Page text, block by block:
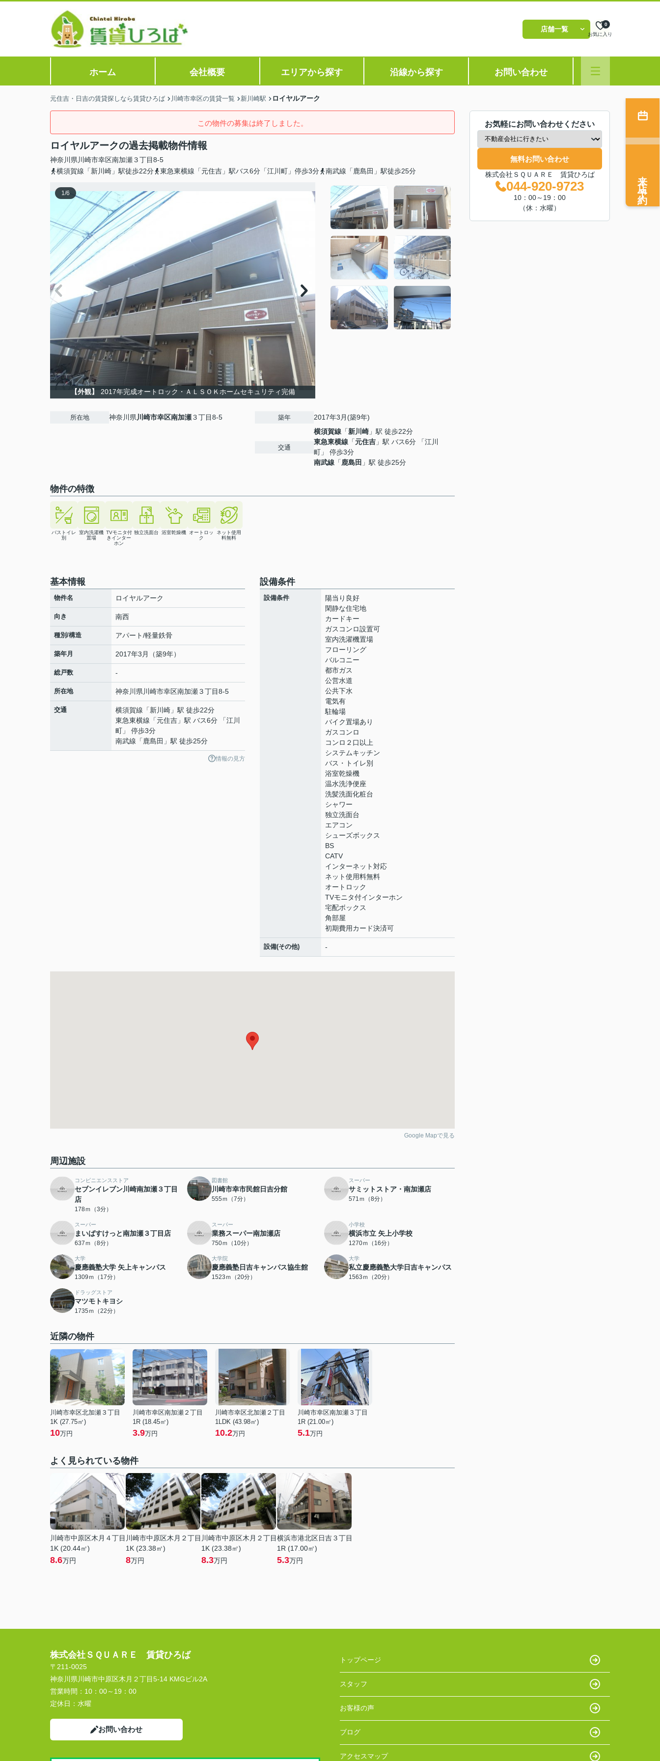
店舗一覧
お気に入り
0
ホーム 会社概要 エリアから探す 沿線から探す お問い合わせ
元住吉・日吉の賃貸探しなら賃貸ひろば 川崎市幸区の賃貸一覧 新川崎駅 ロイヤルアーク
この物件の募集は終了しました。
ロイヤルアークの過去掲載物件情報
神奈川県 川崎市幸区南加瀬３丁目8-5
横須賀線「新川崎」駅徒歩22分
東急東横線「元住吉」駅バス6分「江川町」停歩3分 南武線「鹿島田」駅徒歩25分
1/6
【外観】 2017年完成オートロック・ＡＬＳＯＫホームセキュリティ完備
所在地 神奈川県川崎市幸区南加瀬３丁目8-5 築年 2017年3月(築9年)
交通
横須賀線 「新川崎 」駅 徒歩22分
東急東横線 「元住吉 」駅 バス6分 「江川
町」 停歩3分
南武線 「 鹿島田 」駅 徒歩25分
物件の特徴
バストイレ
別
室内洗濯機
置場
TVモニタ付
きインター
ホン
独立洗面台 浴室乾燥機
オートロッ
ク
ネット使用
料無料
基本情報
物件名 ロイヤルアーク
向き 南西
種別/構造 アパート/軽量鉄骨
築年月 2017年3月（築9年）
総戸数 -
所在地 神奈川県 川崎市幸区南加瀬３丁目8-5
交通 横須賀線 「新川崎 」駅 徒歩22分
東急東横線 「元住吉 」駅 バス6分 「江川
町」 停歩3分
南武線 「 鹿島田 」駅 徒歩25分
情報の見方
設備条件
設備条件
陽当り良好
閑静な住宅地
カードキー
ガスコンロ設置可
室内洗濯機置場
フローリング
バルコニー
都市ガス
公営水道
公共下水
電気有
駐輪場
バイク置場あり
ガスコンロ
コンロ２口以上
システムキッチン
バス・トイレ別
浴室乾燥機
温水洗浄便座
洗髪洗面化粧台
シャワー
独立洗面台
エアコン
シューズボックス
BS
CATV
インターネット対応
ネット使用料無料
オートロック
TVモニタ付インターホン
宅配ボックス
角部屋
初期費用カード決済可
設備(その他) -
Google Mapで見る
周辺施設
コンビニエンスストア
セブンイレブン川崎南加瀬３丁目
店
178ｍ（3分）
図書館
川崎市幸市民館日吉分館
555ｍ（7分）
スーパー
サミットストア・南加瀬店
571ｍ（8分）
スーパー
まいばすけっと南加瀬３丁目店
637ｍ（8分）
スーパー
業務スーパー南加瀬店
750ｍ（10分）
小学校
横浜市立 矢上小学校
1270ｍ（16分）
大学
慶應義塾大学 矢上キャンパス
1309ｍ（17分）
大学院
慶應義塾日吉キャンパス協生館
1523ｍ（20分）
大学
私立慶應義塾大学日吉キャンパス
1563ｍ（20分）
ドラッグストア
マツモトキヨシ
1735ｍ（22分）
近隣の物件
川崎市幸区北加瀬３丁目
1K (27.75㎡)
10万円
川崎市幸区南加瀬２丁目
1R (18.45㎡)
3.9万円
川崎市幸区北加瀬２丁目
1LDK (43.98㎡)
10.2万円
川崎市幸区南加瀬３丁目
1R (21.00㎡)
5.1万円
よく見られている物件
川崎市中原区木月４丁目
1K (20.44㎡)
8.6万円
川崎市中原区木月２丁目
1K (23.38㎡)
8万円
川崎市中原区木月２丁目
1K (23.38㎡)
8.3万円
横浜市港北区日吉３丁目
1R (17.00㎡)
5.3万円
お気軽にお問い合わせください
無料お問い合わせ
株式会社ＳＱＵＡＲＥ 賃貸ひろば
044-920-9723
10：00～19：00
（休：水曜）
来店予約
株式会社ＳＱＵＡＲＥ 賃貸ひろば
〒211-0025
神奈川県川崎市中原区木月２丁目5-14 KMGビル2A
営業時間： 10：00～19：00
定休日： 水曜
お問い合わせ
トップページ
スタッフ
お客様の声
ブログ
アクセスマップ